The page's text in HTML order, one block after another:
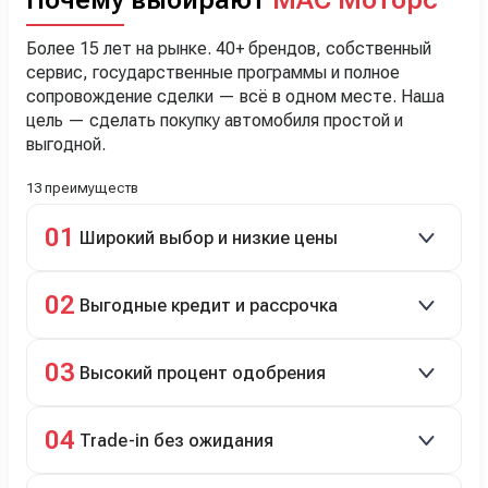
Более 15 лет на рынке. 40+ брендов, собственный
сервис, государственные программы и полное
сопровождение сделки — всё в одном месте. Наша
цель — сделать покупку автомобиля простой и
выгодной.
13 преимуществ
01 Широкий выбор и низкие цены
подержанные авто.
02 Выгодные кредит и рассрочка
рассрочка 0% на 2 года при первом взносе 35–50%.
03 Высокий процент одобрения
04 Trade-in без ожидания